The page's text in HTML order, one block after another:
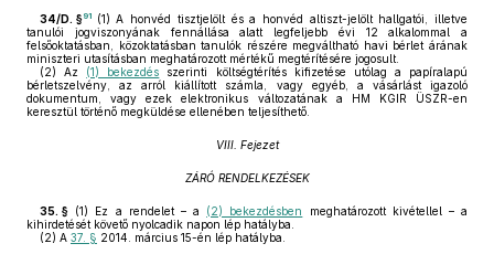
34/D. §91 (1) A honvéd tisztjelölt és a honvéd altiszt-jelölt hallgatói, illetve
tanulói jogviszonyának fennállása alatt legfeljebb évi 12 alkalommal a
felsőoktatásban, közoktatásban tanulók részére megváltható havi bérlet árának
miniszteri utasításban meghatározott mértékű megtérítésére jogosult.
(2) Az (1) bekezdés szerinti költségtérítés kifizetése utólag a papíralapú
bérletszelvény, az arról kiállított számla, vagy egyéb, a vásárlást igazoló
dokumentum, vagy ezek elektronikus változatának a HM KGIR ÜSZR-en
keresztül történő megküldése ellenében teljesíthető.
VIII. Fejezet
ZÁRÓ RENDELKEZÉSEK
35. § (1) Ez a rendelet – a (2) bekezdésben
meghatározott kivétellel – a
kihirdetését követő nyolcadik napon lép hatályba.
(2) A 37. § 2014. március 15-én lép hatályba.